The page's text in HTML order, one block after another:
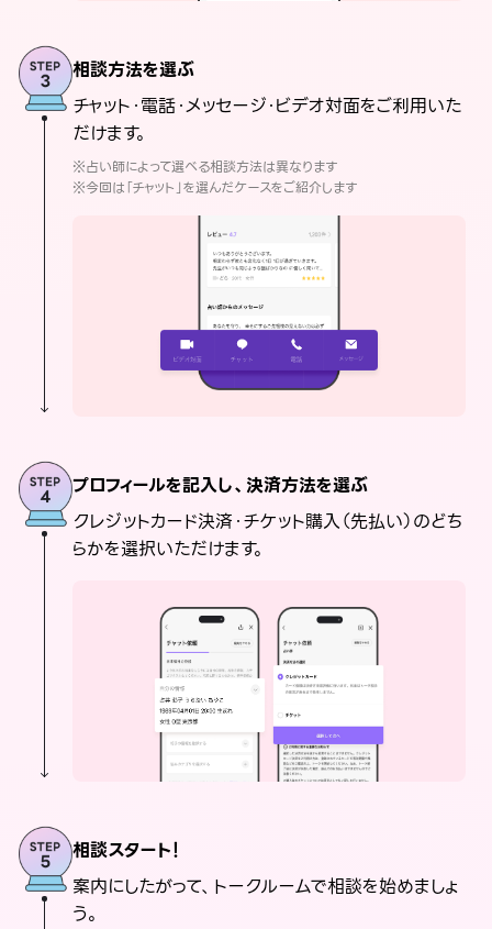
相談方法を選ぶ
チャット・電話・メッセージ・ビデオ対面をご利用いた
だけます。
※占い師によって選べる相談方法は異なります
※今回は「チャット」を選んだケースをご紹介します
プロフィールを記入し、決済方法を選ぶ
クレジットカード決済・チケット購入（先払い）のどち
らかを選択いただけます。
相談スタート！
案内にしたがって、トークルームで相談を始めましょ
う。